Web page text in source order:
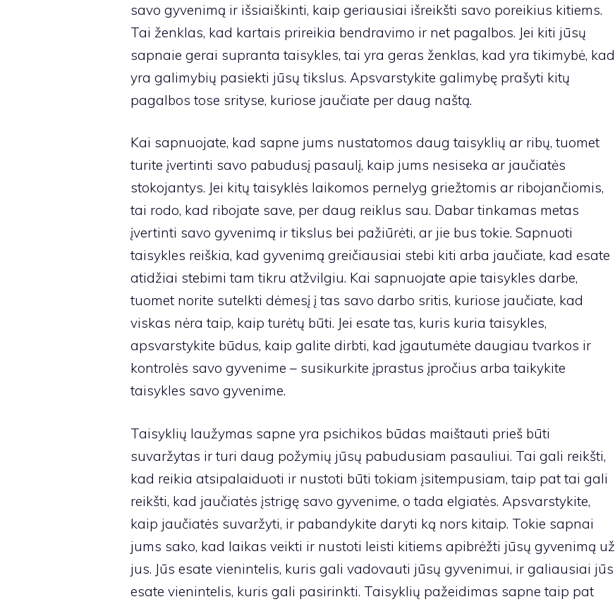
savo gyvenimą ir išsiaiškinti, kaip geriausiai išreikšti savo poreikius kitiems.
Tai ženklas, kad kartais prireikia bendravimo ir net pagalbos. Jei kiti jūsų
sapnaie gerai supranta taisykles, tai yra geras ženklas, kad yra tikimybė, kad
yra galimybių pasiekti jūsų tikslus. Apsvarstykite galimybę prašyti kitų
pagalbos tose srityse, kuriose jaučiate per daug naštą.
Kai sapnuojate, kad sapne jums nustatomos daug taisyklių ar ribų, tuomet
turite įvertinti savo pabudusį pasaulį, kaip jums nesiseka ar jaučiatės
stokojantys. Jei kitų taisyklės laikomos pernelyg griežtomis ar ribojančiomis,
tai rodo, kad ribojate save, per daug reiklus sau. Dabar tinkamas metas
įvertinti savo gyvenimą ir tikslus bei pažiūrėti, ar jie bus tokie. Sapnuoti
taisykles reiškia, kad gyvenimą greičiausiai stebi kiti arba jaučiate, kad esate
atidžiai stebimi tam tikru atžvilgiu. Kai sapnuojate apie taisykles darbe,
tuomet norite sutelkti dėmesį į tas savo darbo sritis, kuriose jaučiate, kad
viskas nėra taip, kaip turėtų būti. Jei esate tas, kuris kuria taisykles,
apsvarstykite būdus, kaip galite dirbti, kad įgautumėte daugiau tvarkos ir
kontrolės savo gyvenime – susikurkite įprastus įpročius arba taikykite
taisykles savo gyvenime.
Taisyklių laužymas sapne yra psichikos būdas maištauti prieš būti
suvaržytas ir turi daug požymių jūsų pabudusiam pasauliui. Tai gali reikšti,
kad reikia atsipalaiduoti ir nustoti būti tokiam įsitempusiam, taip pat tai gali
reikšti, kad jaučiatės įstrigę savo gyvenime, o tada elgiatės. Apsvarstykite,
kaip jaučiatės suvaržyti, ir pabandykite daryti ką nors kitaip. Tokie sapnai
jums sako, kad laikas veikti ir nustoti leisti kitiems apibrėžti jūsų gyvenimą už
jus. Jūs esate vienintelis, kuris gali vadovauti jūsų gyvenimui, ir galiausiai jūs
esate vienintelis, kuris gali pasirinkti. Taisyklių pažeidimas sapne taip pat